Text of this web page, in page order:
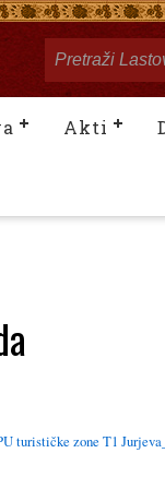
Akti
turističke zone T1